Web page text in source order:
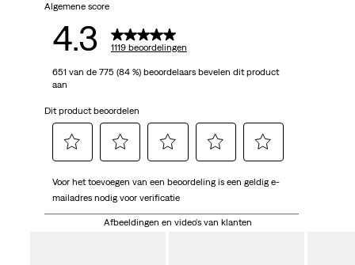
Algemene score
4.3 1119 beoordelingen
651 van de 775 (84 %) beoordelaars bevelen dit product
aan
Dit product beoordelen
om
het
om
het
artikel
om
het
artikel
om
artikel
om
artikel
Voor het toevoegen van een beoordeling is een geldig e-
mailadres nodig voor verificatie
Afbeeldingen en video's van klanten